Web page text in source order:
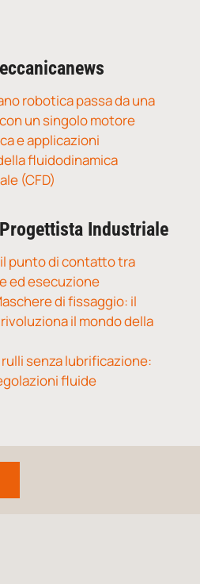
robotica passa da una
con un singolo motore
e applicazioni
fluidodinamica
(CFD)
Industriale
il punto di contatto tra
ed esecuzione
di fissaggio: il
il mondo della
rulli senza lubrificazione:
fluide